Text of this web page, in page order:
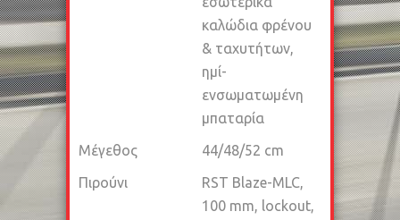
καλώδια φρένου
& ταχυτήτων,
ημί-
ενσωματωμένη
μπαταρία
Μέγεθος
44/48/52 cm
Πιρούνι
RST Blaze-MLC,
100 mm, lockout,